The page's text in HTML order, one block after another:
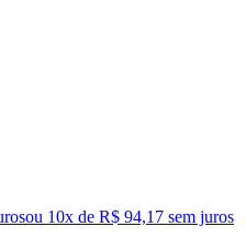
ou 10x de R$ 94,17 sem juros